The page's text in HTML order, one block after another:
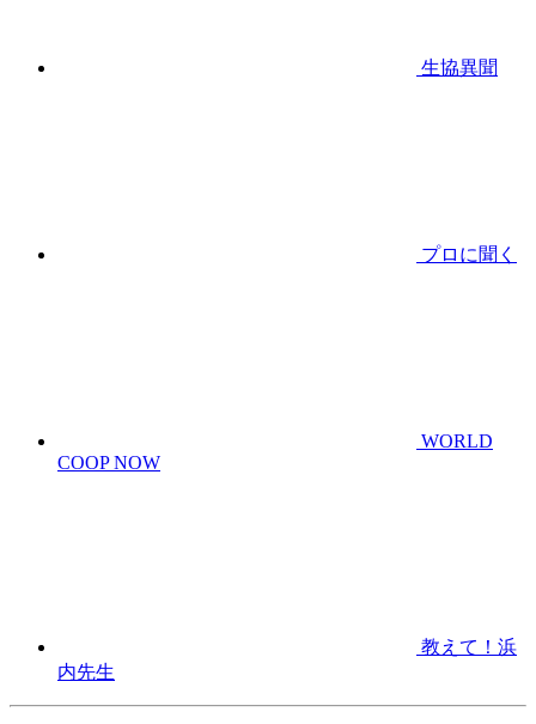
生協異聞
プロに聞く
WORLD
COOP NOW
教えて！浜
内先生